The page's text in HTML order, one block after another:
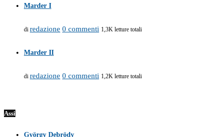
Marder I
di redazione 0 commenti 1,3K letture totali
Marder II
di redazione 0 commenti 1,2K letture totali
Assi
György Debrödy